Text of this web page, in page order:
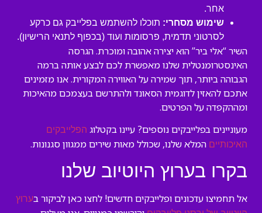
אחר.
שימוש מסחרי: תוכלו להשתמש בפלייבק גם כרקע
לסרטוני תדמית, פרסומות ועוד (בכפוף לתנאי הרישיון).
השיר “אלי ביר” הוא יצירה אהובה ומוכרת. הגרסה
האינסטרומנטלית שלנו מאפשרת לכם לבצע אותה ברמה
הגבוהה ביותר, תוך שמירה על האווירה המקורית. אנו מזמינים
אתכם להאזין לדוגמית הסאונד ולהתרשם בעצמכם מהאיכות
ומההקפדה על הפרטים.
מעוניינים בפלייבקים נוספים? עיינו בקטלוג הפלייבקים
האיכותיים המלא שלנו, שכולל מאות שירים ממגוון סגנונות.
בקרו בערוץ היוטיוב שלנו
אל תחמיצו עדכונים ופלייבקים חדשים! לחצו כאן לביקור בערוץ